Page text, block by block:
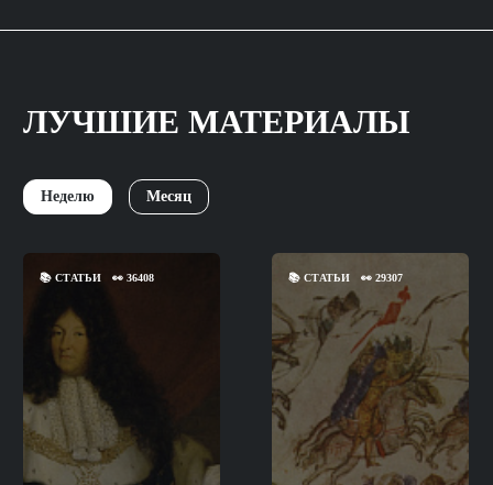
ЛУЧШИЕ МАТЕРИАЛЫ
Неделю Месяц
📚 СТАТЬИ 👀 36408 📚СТАТЬИ 👀29307